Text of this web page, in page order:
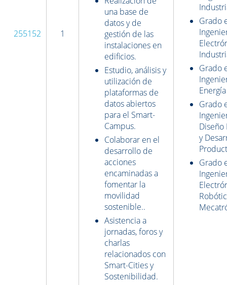
255152 1
una base de
datos y de
gestión de las
instalaciones en
edificios.
Estudio, análisis y
utilización de
plataformas de
datos abiertos
para el Smart-
Campus.
Colaborar en el
desarrollo de
acciones
encaminadas a
fomentar la
movilidad
sostenible..
Asistencia a
jornadas, foros y
charlas
relacionados con
Smart-Cities y
Sostenibilidad.
Grado
Grado
Energía
Grado
Diseño
y
Grado